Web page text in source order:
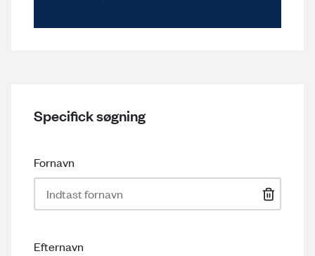
Specifick søgning
Fornavn
Efternavn